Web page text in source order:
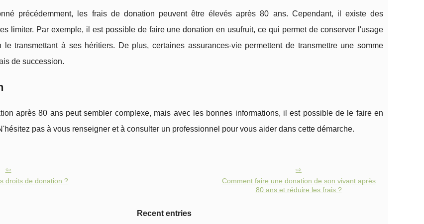
précédemment, les frais de donation peuvent être élevés après 80 ans. Cependant, il existe des
limiter. Par exemple, il est possible de faire une donation en usufruit, ce qui permet de conserver l'usage
transmettant à ses héritiers. De plus, certaines assurances-vie permettent de transmettre une somme
de succession.
après 80 ans peut sembler complexe, mais avec les bonnes informations, il est possible de le faire en
pas à vous renseigner et à consulter un professionnel pour vous aider dans cette démarche.
droits de donation ?
Comment faire une donation de son vivant après
80 ans et réduire les frais ?
Recent entries